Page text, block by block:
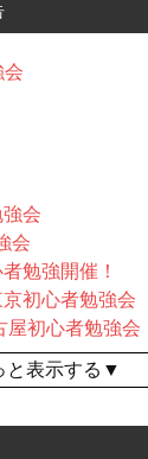
会
会
勉強開催！
初心者勉強会
屋初心者勉強会
と表示する▼